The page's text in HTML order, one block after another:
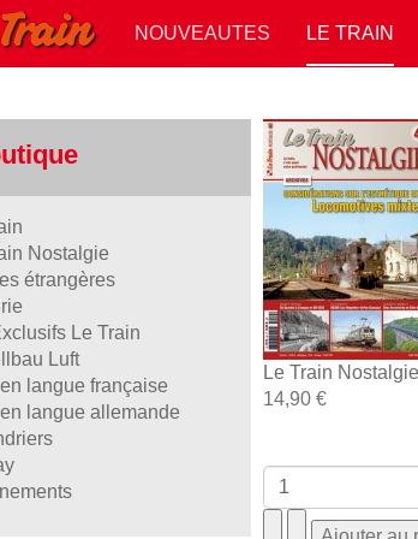
NOUVEAUTES LE TRAIN
Le Train
14,90 €
Nostalgie
étrangères
Le Train
Luft
langue française
langue allemande